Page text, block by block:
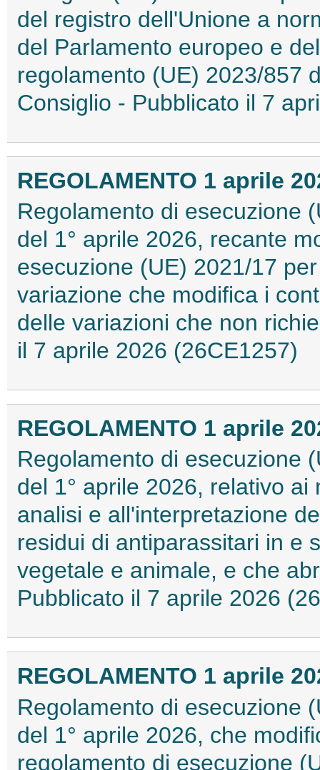
del registro dell'Unione a
del Parlamento europeo e
regolamento (UE) 2023/857
Consiglio - Pubblicato il 7
REGOLAMENTO 1 aprile
Regolamento di esecuzione
del 1° aprile 2026, recante
esecuzione (UE) 2021/17
variazione che modifica i
delle variazioni che non
il 7 aprile 2026 (26CE1257)
REGOLAMENTO 1 aprile
Regolamento di esecuzione
del 1° aprile 2026, relativo
analisi e all'interpretazione
residui di antiparassitari in e
vegetale e animale, e che
Pubblicato il 7 aprile 2026
REGOLAMENTO 1 aprile
Regolamento di esecuzione
del 1° aprile 2026, che
regolamento di esecuzione